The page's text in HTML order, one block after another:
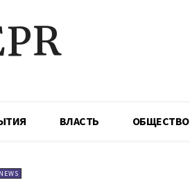
ВЛАСТЬ ОБЩЕСТВО
NEWS